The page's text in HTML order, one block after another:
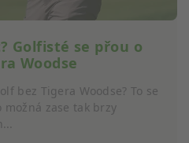
Golfisté se přou o
Woodse
bez Tigera Woodse? To se
zase tak brzy